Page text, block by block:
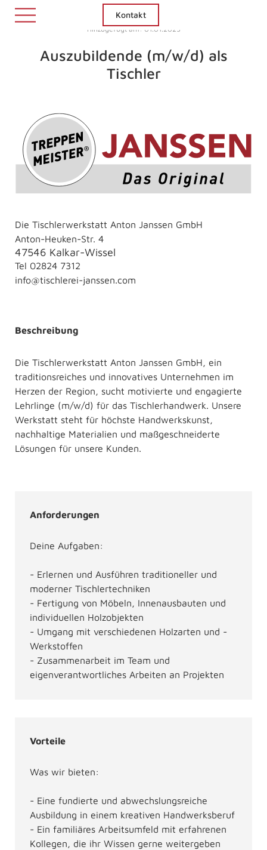
Kontakt
Hinzugefügt am: 01.01.2025
Auszubildende (m/w/d) als
Tischler
Die Tischlerwerkstatt Anton Janssen GmbH
Anton-Heuken-Str. 4
47546 Kalkar-Wissel
Tel 02824 7312
info@tischlerei-janssen.com
Beschreibung
Die Tischlerwerkstatt Anton Janssen GmbH, ein
traditionsreiches und innovatives Unternehmen im
Herzen der Region, sucht motivierte und engagierte
Lehrlinge (m/w/d) für das Tischlerhandwerk. Unsere
Werkstatt steht für höchste Handwerkskunst,
nachhaltige Materialien und maßgeschneiderte
Lösungen für unsere Kunden.
Anforderungen
Deine Aufgaben:
- Erlernen und Ausführen traditioneller und
moderner Tischlertechniken
- Fertigung von Möbeln, Innenausbauten und
individuellen Holzobjekten
- Umgang mit verschiedenen Holzarten und -
Werkstoffen
- Zusammenarbeit im Team und
eigenverantwortliches Arbeiten an Projekten
Vorteile
Was wir bieten:
- Eine fundierte und abwechslungsreiche
Ausbildung in einem kreativen Handwerksberuf
- Ein familiäres Arbeitsumfeld mit erfahrenen
Kollegen, die ihr Wissen gerne weitergeben